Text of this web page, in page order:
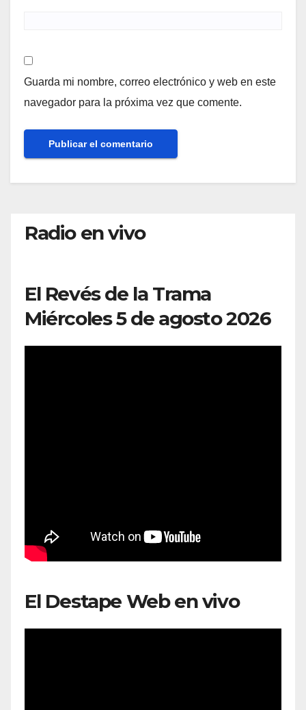
Guarda mi nombre, correo electrónico y web en este
navegador para la próxima vez que comente.
Radio en vivo
El Revés de la Trama
Miércoles 5 de agosto 2026
El Destape Web en vivo